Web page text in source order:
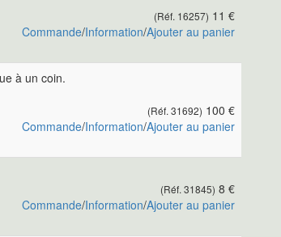
(Réf. 16257) 11 €
Commande/Information/Ajouter au panier
à un coin.
(Réf. 31692) 100 €
Commande/Information/Ajouter au panier
(Réf. 31845) 8 €
Commande/Information/Ajouter au panier